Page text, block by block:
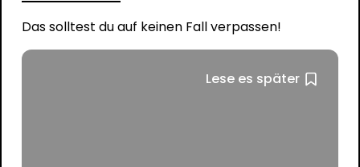
Das solltest du auf keinen Fall verpassen!
Lese es später